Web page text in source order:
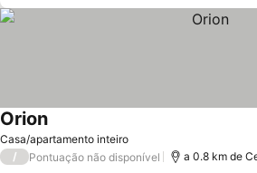
Casa/apartamento inteiro
OrionVer preços
/ Pontuação não disponível a 0.8 km de